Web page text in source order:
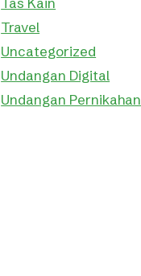
Travel
Uncategorized
Undangan Digital
Undangan Pernikahan